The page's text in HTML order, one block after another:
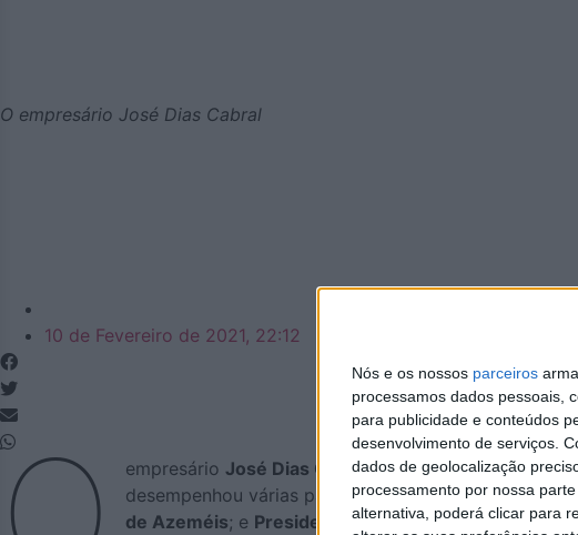
Nós e os nossos parceiros
processamos dados pessoais,
para publicidade e conteúdos
desenvolvimento de serviços.
dados de geolocalização
processamento por nossa
alternativa, poderá clicar para
O empresário José Dias Cabral
10 de Fevereiro de 2021, 22:12
empresárioJosé Dias Cabralfaleceu. Construiu a
desempenhou várias papéis de destaque na
de Azeméis; e Presidente de Junta de Freguesia de